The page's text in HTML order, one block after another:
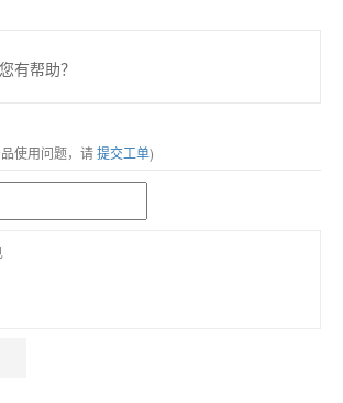
有帮助？
使用问题，请提交工单)